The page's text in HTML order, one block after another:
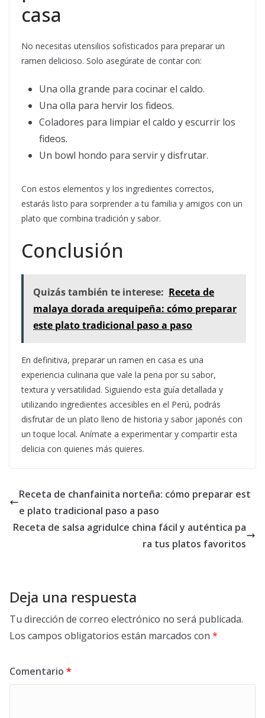
casa
No necesitas utensilios sofisticados para preparar un
ramen delicioso. Solo asegúrate de contar con:
Una olla grande para cocinar el caldo.
Una olla para hervir los fideos.
Coladores para limpiar el caldo y escurrir los
fideos.
Un bowl hondo para servir y disfrutar.
Con estos elementos y los ingredientes correctos,
estarás listo para sorprender a tu familia y amigos con un
plato que combina tradición y sabor.
Conclusión
Quizás también te interese: Receta de
malaya dorada arequipeña: cómo preparar
este plato tradicional paso a paso
En definitiva, preparar un ramen en casa es una
experiencia culinaria que vale la pena por su sabor,
textura y versatilidad. Siguiendo esta guía detallada y
utilizando ingredientes accesibles en el Perú, podrás
disfrutar de un plato lleno de historia y sabor japonés con
un toque local. Anímate a experimentar y compartir esta
delicia con quienes más quieres.
Receta de chanfainita norteña: cómo preparar est
e plato tradicional paso a paso
Receta de salsa agridulce china fácil y auténtica pa
ra tus platos favoritos
Deja una respuesta
Tu dirección de correo electrónico no será publicada.
Los campos obligatorios están marcados con *
Comentario *